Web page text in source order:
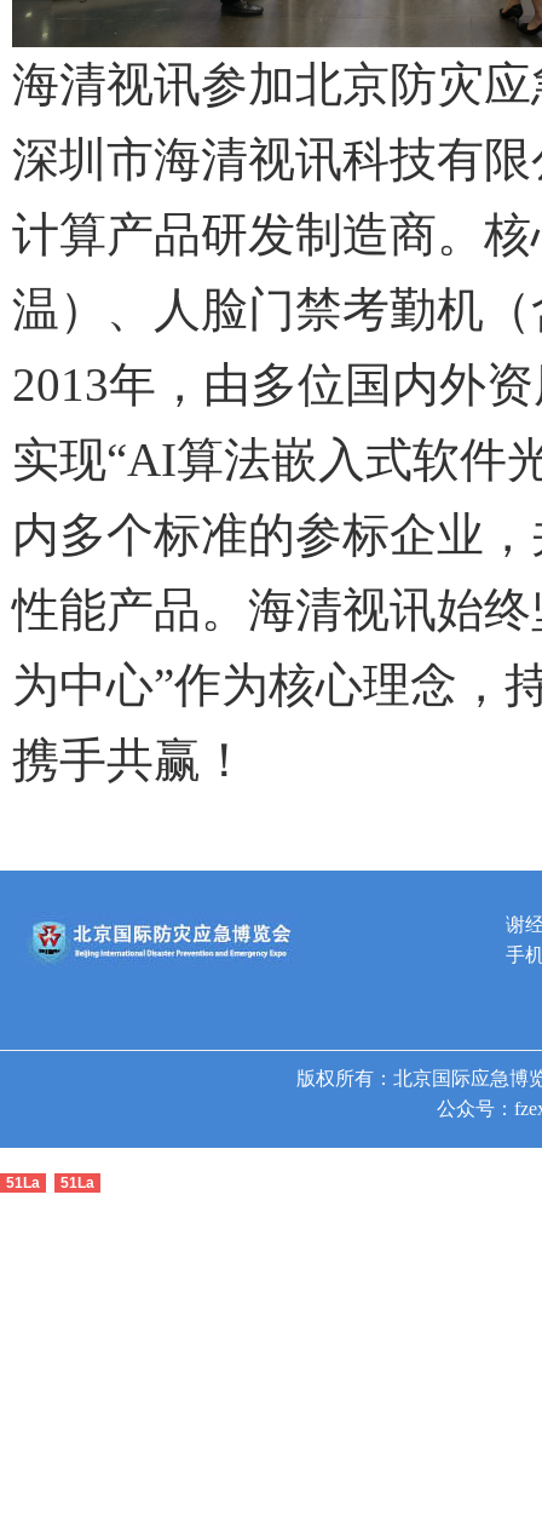
海清视讯参加北京防灾
深圳市海清视讯科技有
计算产品研发制造商。
温）、人脸门禁考勤机
2013年，由多位国内外
实现“AI算法嵌入式软件
内多个标准的参标企业
性能产品。海清视讯始
为中心”作为核心理念，
携手共赢！
谢
手
版权所有：北京国际应急博
公众号：
51La 51La